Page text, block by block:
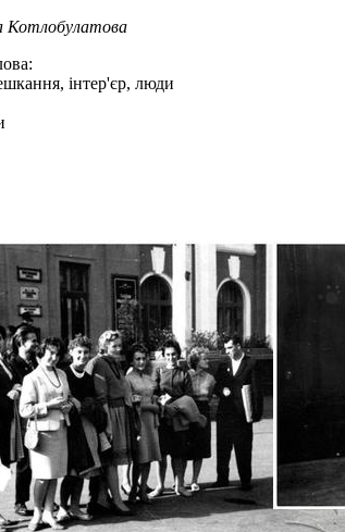
Котлобулатова
інтер'єр, люди